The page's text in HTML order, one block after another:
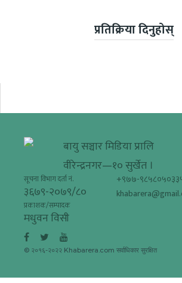
प्रतिक्रिया दिनुहोस्
बायु सञ्चार मिडिया प्रालि
वीरेन्द्रनगर—१० सुर्खेत ।
सूचना विभाग दर्ता नं.
३६७९-२०७९/८०
प्रकाशक/सम्पादक
मधुवन विसी
+९७७-
© २०१६-२०२२ Khabarera.com सर्वाधिकार सुरक्षित